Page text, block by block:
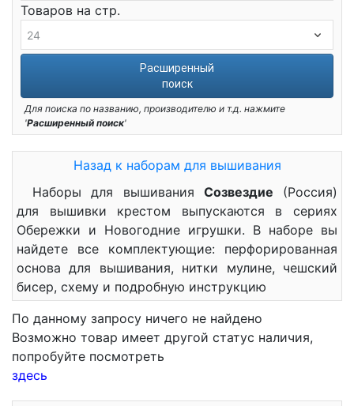
Товаров на стр.
Расширенный
поиск
Для поиска по названию, производителю и т.д. нажмите
'Расширенный поиск'
Назад к наборам для вышивания
Наборы для вышивания Созвездие (Россия)
для вышивки крестом выпускаются в сериях
Обережки и Новогодние игрушки. В наборе вы
найдете все комплектующие: перфорированная
основа для вышивания, нитки мулине, чешский
бисер, схему и подробную инструкцию
По данному запросу ничего не найдено
Возможно товар имеет другой статус наличия,
попробуйте посмотреть
здесь